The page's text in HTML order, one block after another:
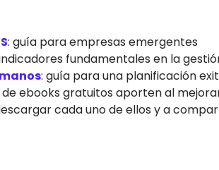
: guía para empresas emergentes
fundamentales en la
: guía para una planificación
ebooks gratuitos aporten al
cada uno de ellos y a